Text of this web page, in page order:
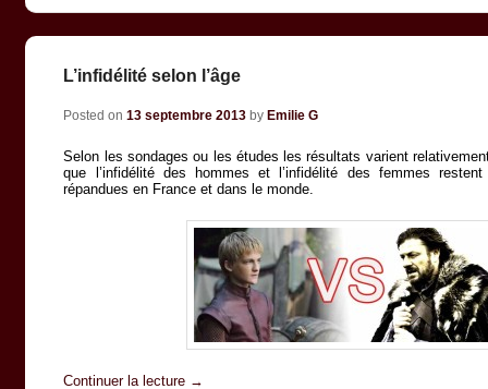
L’infidélité selon l’âge
Posted on13 septembre 2013 byEmilie G
Selon les sondages ou les études les résultats varient
que l’infidélité des hommes et l’infidélité des femmes
répandues en France et dans le monde.
Continuer la lecture →